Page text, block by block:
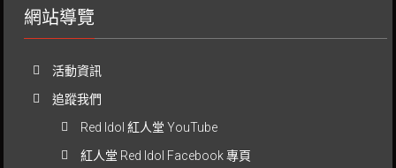
網站導覽
活動資訊
追蹤我們
Red Idol 紅人堂 YouTube
紅人堂 Red Idol Facebook 專頁